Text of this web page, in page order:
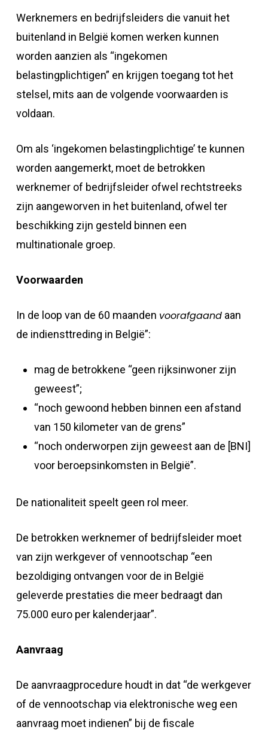
Werknemers en bedrijfsleiders die vanuit het
buitenland in België komen werken kunnen
worden aanzien als “ingekomen
belastingplichtigen” en krijgen toegang tot het
stelsel, mits aan de volgende voorwaarden is
voldaan.
Om als ‘ingekomen belastingplichtige’ te kunnen
worden aangemerkt, moet de betrokken
werknemer of bedrijfsleider ofwel rechtstreeks
zijn aangeworven in het buitenland, ofwel ter
beschikking zijn gesteld binnen een
multinationale groep.
Voorwaarden
In de loop van de 60 maanden voorafgaandaan
de indiensttreding in België”:
mag de betrokkene “geen rijksinwoner zijn
geweest”;
“noch gewoond hebben binnen een afstand
van 150 kilometer van de grens”
“noch onderworpen zijn geweest aan de [BNI]
voor beroepsinkomsten in België”.
De nationaliteit speelt geen rol meer.
De betrokken werknemer of bedrijfsleider moet
van zijn werkgever of vennootschap “een
bezoldiging ontvangen voor de in België
geleverde prestaties die meer bedraagt dan
75.000 euro per kalenderjaar”.
Aanvraag
De aanvraagprocedure houdt in dat “de werkgever
of de vennootschap via elektronische weg een
aanvraag moet indienen” bij de fiscale